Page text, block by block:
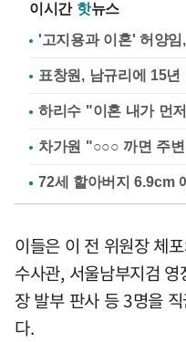
이시간 핫뉴스
'고지용과 이혼' 허양
표창원, 남규리에 15
하리수 "이혼 내가 먼
차가원 "○○○ 까면 주
이들은 이 전 위원장 체
수사관, 서울남부지검
장 발부 판사 등 3명을
다.